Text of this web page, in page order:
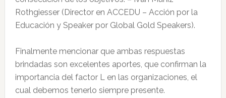
Rothgiesser (Director en ACCEDU – Acción por la
Educación y Speaker por Global Gold Speakers).
Finalmente mencionar que ambas respuestas
brindadas son excelentes aportes, que confirman la
importancia del factor L en las organizaciones, el
cual debemos tenerlo siempre presente.